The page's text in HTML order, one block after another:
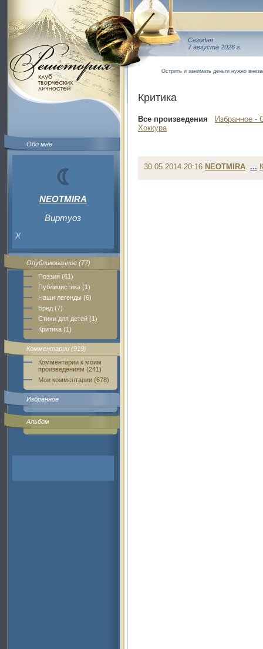
Обо мне
NEOTMIRA
Виртуоз
)(
Опубликованное (77)
Поэзия (61)
Публицистика (1)
Наши легенды (6)
Бред (7)
Стихи для детей (1)
Критика (1)
Комментарии (919)
Комментарии к моим
произведениям (241)
Мои комментарии (678)
Избранное
Альбом
Сегодня
7 августа 2026 г.
Острить и занимать деньги нужно
Критика
Все произведения
Избранное -
Хоккура
30.05.2014 20:16 NEOTMIRA. ...